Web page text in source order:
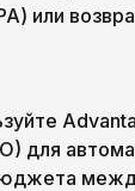
или
для